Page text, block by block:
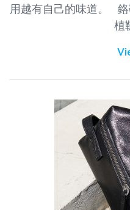
用越有自己的味道。
植